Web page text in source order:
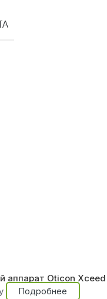
аппарат Oticon Xceed
Подробнее